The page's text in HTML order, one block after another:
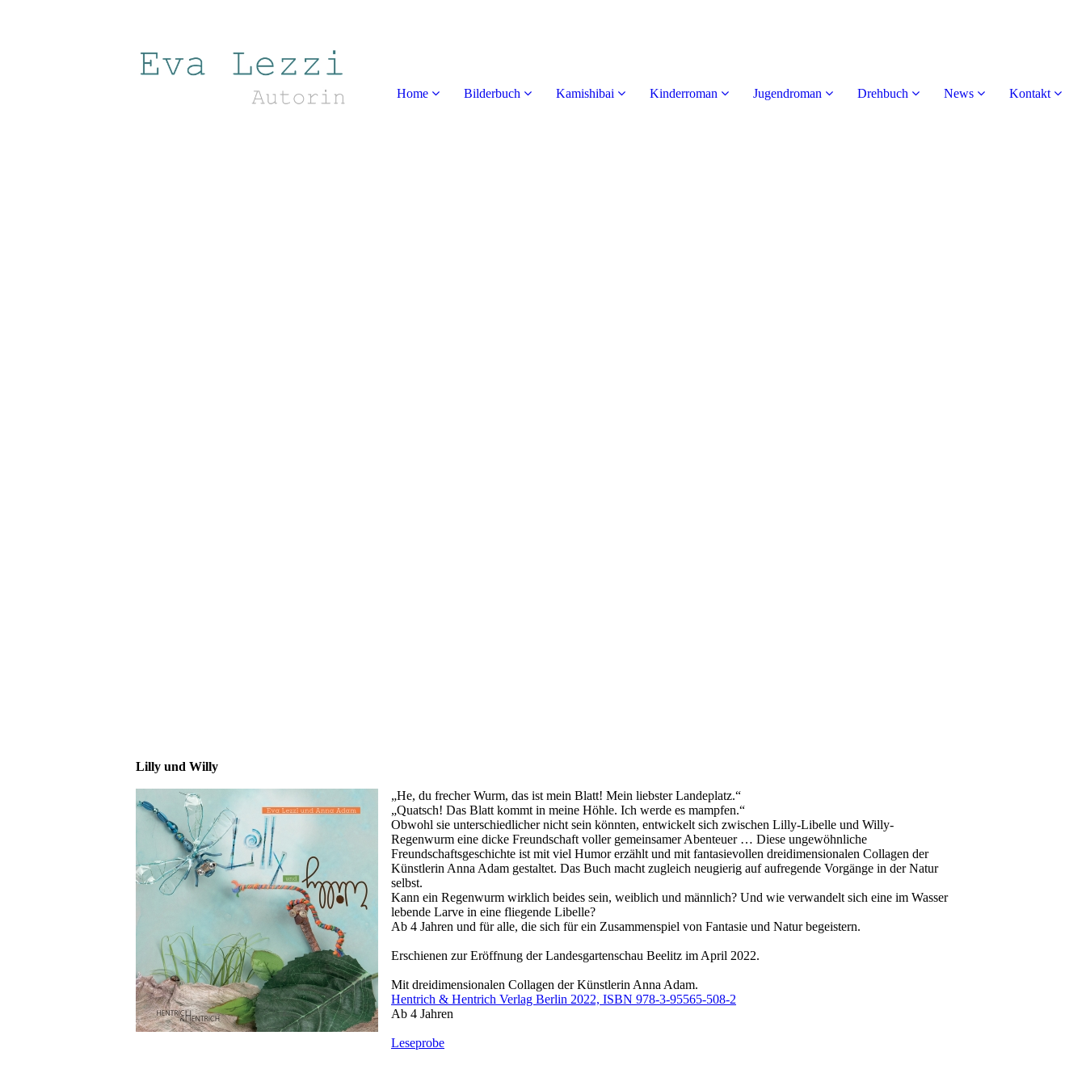
Home Bilderbuch Kamishibai Kinderroman Jugendroman Drehbuch News Kontakt
Lilly und Willy
„He, du frecher Wurm, das ist mein Blatt! Mein liebster Landeplatz.“
„Quatsch! Das Blatt kommt in meine Höhle. Ich werde es mampfen.“
Obwohl sie unterschiedlicher nicht sein könnten, entwickelt sich zwischen Lilly-Libelle und Willy-
Regenwurm eine dicke Freundschaft voller gemeinsamer Abenteuer … Diese ungewöhnliche
Freundschaftsgeschichte ist mit viel Humor erzählt und mit fantasievollen dreidimensionalen Collagen der
Künstlerin Anna Adam gestaltet. Das Buch macht zugleich neugierig auf aufregende Vorgänge in der Natur
selbst.
Kann ein Regenwurm wirklich beides sein, weiblich und männlich? Und wie verwandelt sich eine im Wasser
lebende Larve in eine fliegende Libelle?
Ab 4 Jahren und für alle, die sich für ein Zusammenspiel von Fantasie und Natur begeistern.
Erschienen zur Eröffnung der Landesgartenschau Beelitz im April 2022.
Mit dreidimensionalen Collagen der Künstlerin Anna Adam.
Hentrich & Hentrich Verlag Berlin 2022, ISBN 978-3-95565-508-2
Ab 4 Jahren
Leseprobe